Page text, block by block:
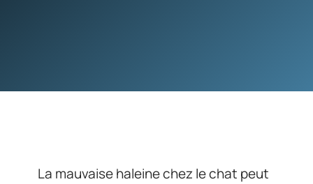
La mauvaise haleine chez le chat peut